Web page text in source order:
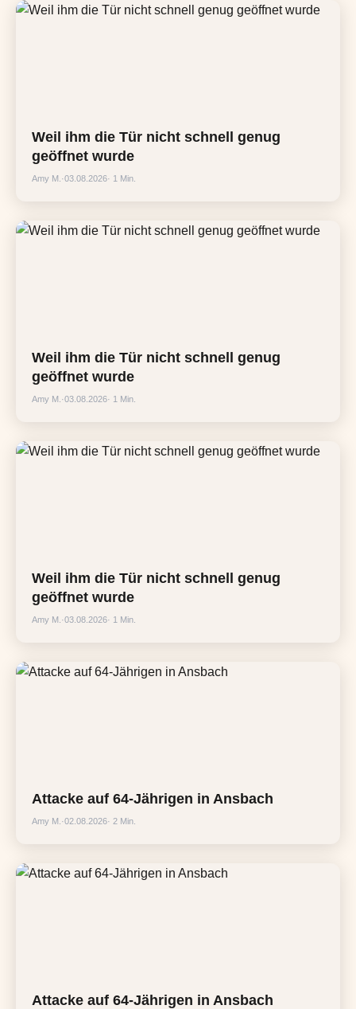
Weil ihm die Tür nicht schnell genug
geöffnet wurde
Amy M. ·03.08.2026· 1 Min.
Weil ihm die Tür nicht schnell genug
geöffnet wurde
Amy M. ·03.08.2026· 1 Min.
Weil ihm die Tür nicht schnell genug
geöffnet wurde
Amy M. ·03.08.2026· 1 Min.
Attacke auf 64-Jährigen in Ansbach
Amy M. ·02.08.2026· 2 Min.
Attacke auf 64-Jährigen in Ansbach